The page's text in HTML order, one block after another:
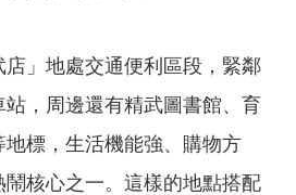
店」地處交通便利區段，緊鄰
，周邊還有精武圖書館、育
標，生活機能強、購物方
核心之一。這樣的地點搭配